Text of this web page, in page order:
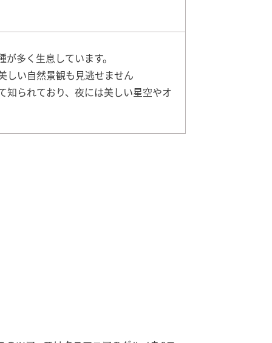
多く生息しています。
しい自然景観も見逃せません
知られており、夜には美しい星空やオ